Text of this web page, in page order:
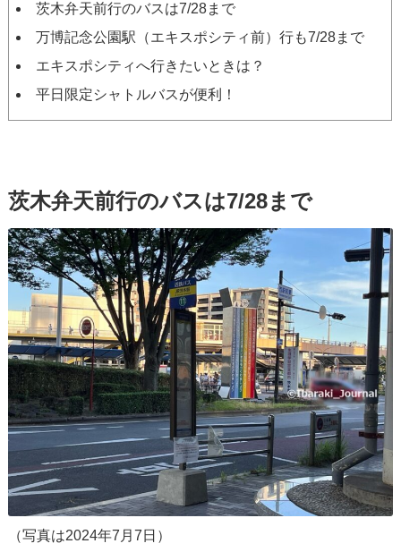
茨木弁天前行のバスは7/28まで
万博記念公園駅（エキスポシティ前）行も7/28まで
エキスポシティへ行きたいときは？
平日限定シャトルバスが便利！
茨木弁天前行のバスは7/28まで
（写真は2024年7月7日）